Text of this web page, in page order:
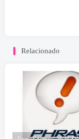
Relacionado